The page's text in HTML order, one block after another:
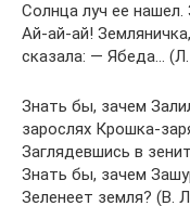
Солнца луч ее
Ай-ай-ай!
сказала: — Ябеда…
Знать бы, зачем
зарослях Крошка-
Заглядевшись в
Знать бы, зачем
Зеленеет земля? (В.